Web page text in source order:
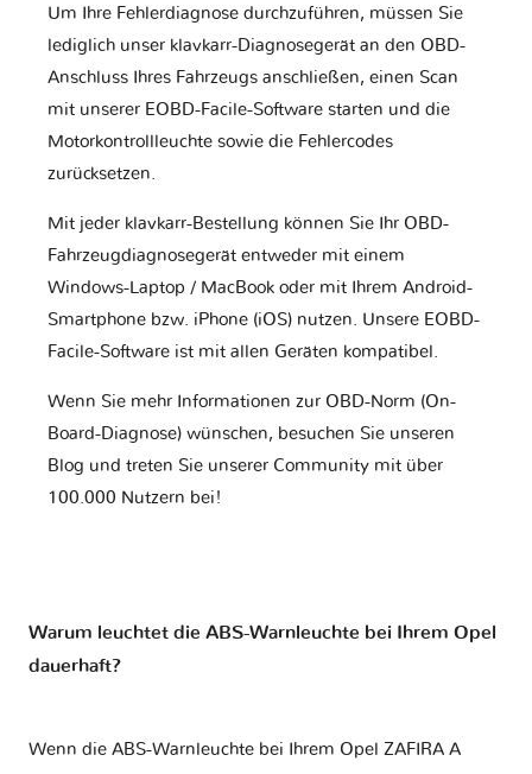
Um Ihre Fehlerdiagnose durchzuführen, müssen Sie
lediglich unser klavkarr-Diagnosegerät an den OBD-
Anschluss Ihres Fahrzeugs anschließen, einen Scan
mit unserer EOBD-Facile-Software starten und die
Motorkontrollleuchte sowie die Fehlercodes
zurücksetzen.
Mit jeder klavkarr-Bestellung können Sie Ihr OBD-
Fahrzeugdiagnosegerät entweder mit einem
Windows-Laptop / MacBook oder mit Ihrem Android-
Smartphone bzw. iPhone (iOS) nutzen. Unsere EOBD-
Facile-Software ist mit allen Geräten kompatibel.
Wenn Sie mehr Informationen zur OBD-Norm (On-
Board-Diagnose) wünschen, besuchen Sie unseren
Blog und treten Sie unserer Community mit über
100.000 Nutzern bei!
Warum leuchtet die ABS-Warnleuchte bei Ihrem Opel
dauerhaft?
Wenn die ABS-Warnleuchte bei Ihrem Opel ZAFIRA A